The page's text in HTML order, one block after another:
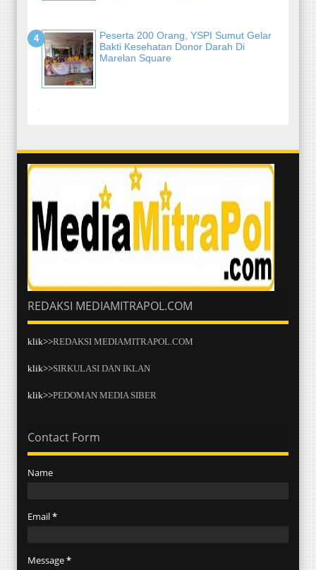
Peserta 200 Orang, YSPI Sumut Gelar
Bakti Kesehatan Donor Darah Di
Marelan Square
-
REDAKSI MEDIAMITRAPOL.COM
klik>>REDAKSI MEDIAMITRAPOL.COM
klik>>SIRKULASI DAN IKLAN
klik>>PEDOMAN MEDIA SIBER
Contact Form
Name
Email*
Message*